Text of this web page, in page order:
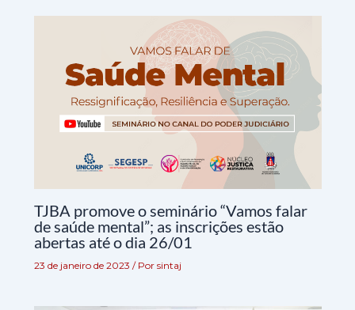
TJBA promove o seminário “Vamos falar
de saúde mental”; as inscrições estão
abertas até o dia 26/01
23 de janeiro de 2023 / Por sintaj